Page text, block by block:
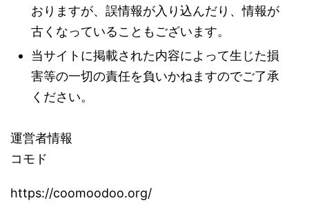
おりますが、誤情報が入り込んだり、情報が
古くなっていることもございます。
当サイトに掲載された内容によって生じた損
害等の一切の責任を負いかねますのでご了承
ください。
運営者情報
コモド
https://coomoodoo.org/